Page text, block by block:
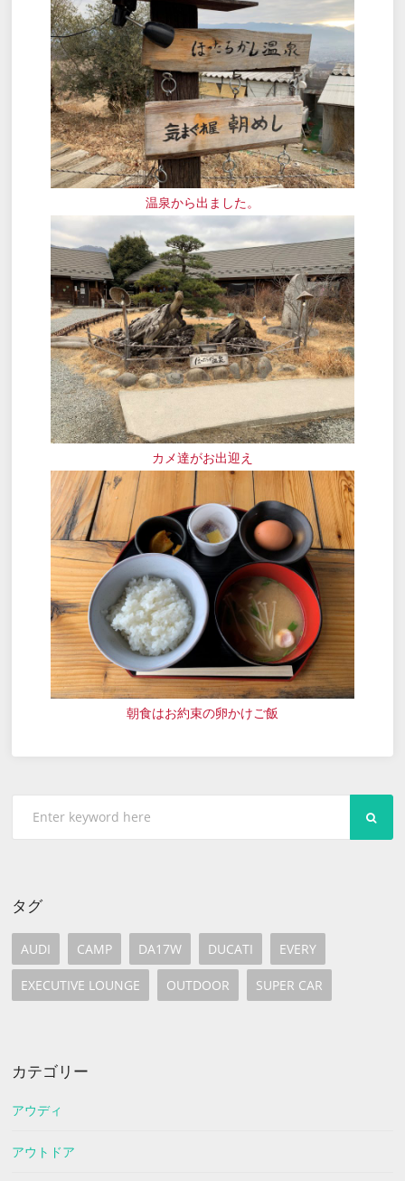
温泉から出ました。
カメ達がお出迎え
朝食はお約束の卵かけご飯
タグ
AUDI CAMP DA17W DUCATI EVERY
EXECUTIVE LOUNGE OUTDOOR SUPER CAR
カテゴリー
アウディ
アウトドア